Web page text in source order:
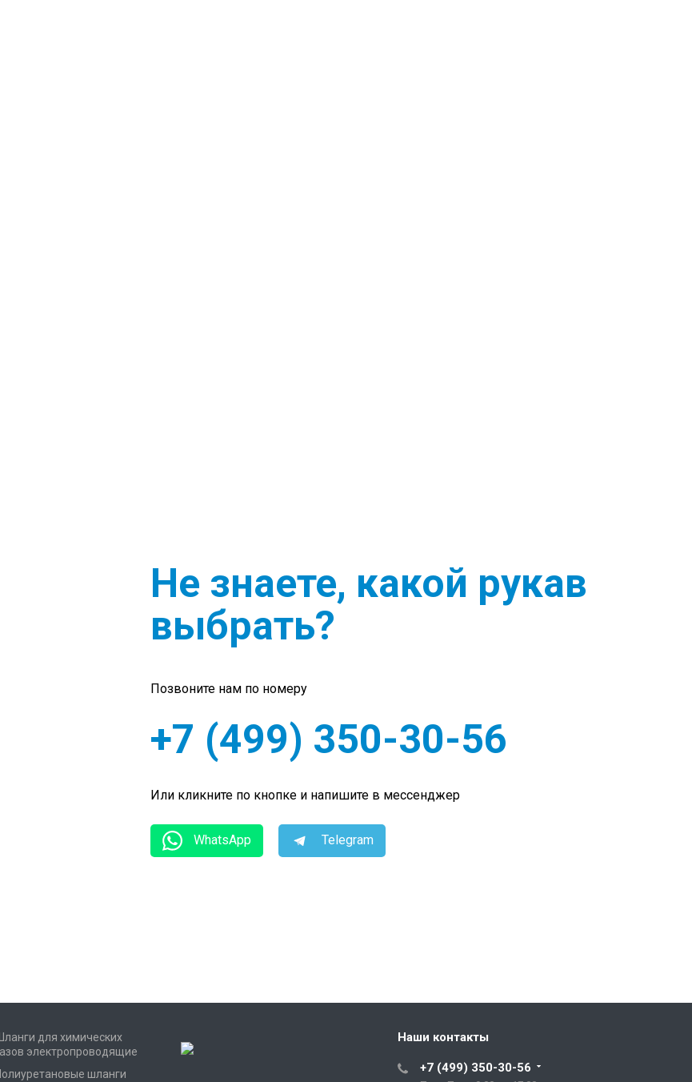
Не знаете, какой рукав
выбрать?
Позвоните нам по номеру
+7 (499) 350-30-56
Или кликните по кнопке и напишите в мессенджер
WhatsApp Telegram
Шланги для химических
электропроводящие
шланги
Наши контакты
+7 (499) 350-30-56